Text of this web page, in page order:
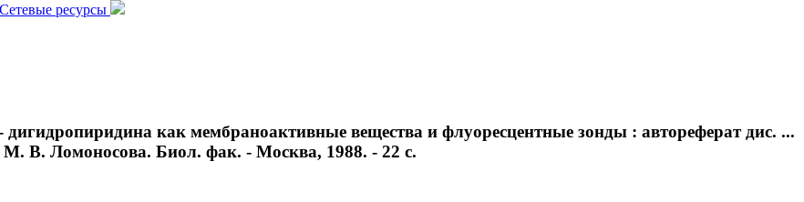
Сетевые ресурсы
как мембраноактивные вещества и флуоресцентные зонды : автореферат дис. ...
В. Ломоносова. Биол. фак. - Москва, 1988. - 22 с.